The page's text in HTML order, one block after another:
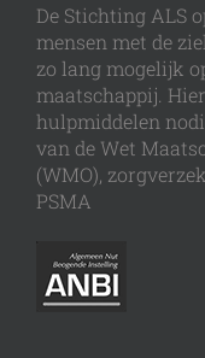
De Stichting ALS
mensen met de
zo lang mogelijk
maatschappij.
hulpmiddelen
van de Wet
(WMO),
PSMA